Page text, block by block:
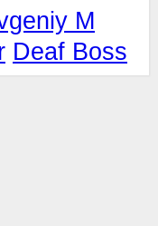
M
Deaf Boss